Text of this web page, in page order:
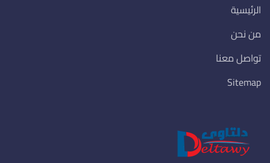
الرئيسية
من نحن
تواصل معنا
Sitemap